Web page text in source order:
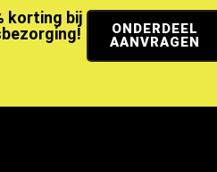
korting bij
ONDERDEEL
AANVRAGEN